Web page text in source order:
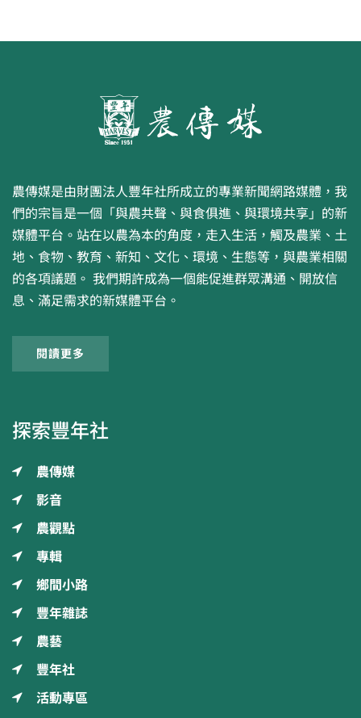
農傳媒是由財團法人豐年社所成立的專業新聞網路媒體，我
們的宗旨是一個「與農共聲、與食俱進、與環境共享」的新
媒體平台。站在以農為本的角度，走入生活，觸及農業、土
地、食物、教育、新知、文化、環境、生態等，與農業相關
的各項議題。 我們期許成為一個能促進群眾溝通、開放信
息、滿足需求的新媒體平台。
閱讀更多
探索豐年社
農傳媒
影音
農觀點
專輯
鄉間小路
豐年雜誌
農藝
豐年社
活動專區